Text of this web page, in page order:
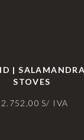
|
STOVES
2.752,00 S/ IVA